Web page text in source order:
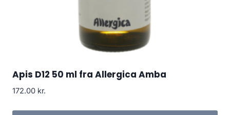
Apis D12 50 ml fra Allergica Amba
172.00 kr.